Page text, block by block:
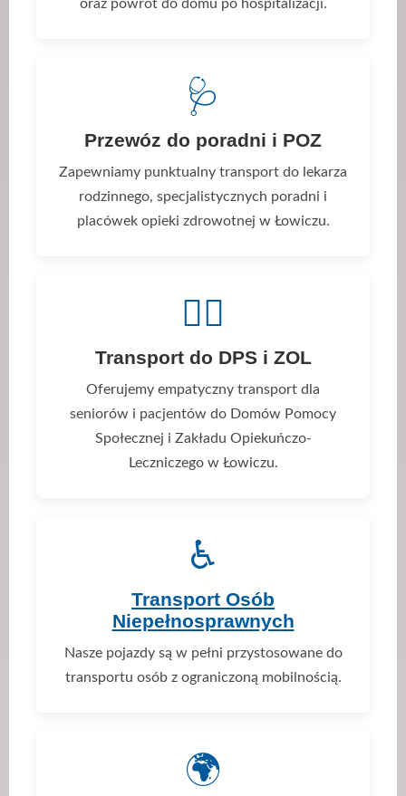
oraz powrót do domu po hospitalizacji.
🩺
Przewóz do poradni i POZ
Zapewniamy punktualny transport do lekarza
rodzinnego, specjalistycznych poradni i
placówek opieki zdrowotnej w Łowiczu.
👨‍⚕️
Transport do DPS i ZOL
Oferujemy empatyczny transport dla
seniorów i pacjentów do Domów Pomocy
Społecznej i Zakładu Opiekuńczo-
Leczniczego w Łowiczu.
♿
Transport Osób
Niepełnosprawnych
Nasze pojazdy są w pełni przystosowane do
transportu osób z ograniczoną mobilnością.
🌍